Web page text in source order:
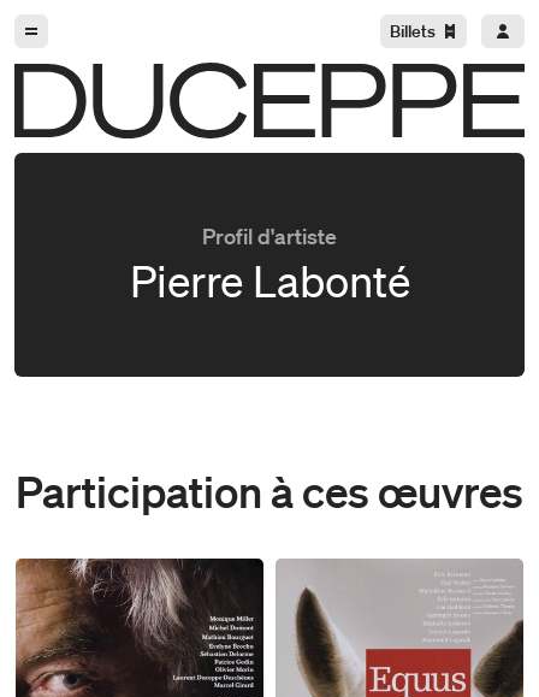
Billets
Profil d'artiste
Pierre Labonté
Participation à ces œuvres